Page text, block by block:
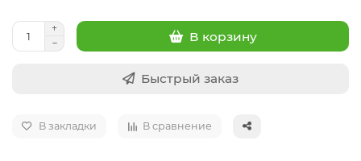
В корзину
Быстрый заказ
В закладки В сравнение